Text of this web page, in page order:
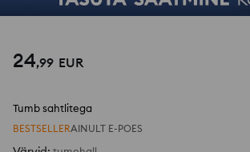
24,99 EUR
Tumb sahtlitega
BESTSELLERAINULT E-POES